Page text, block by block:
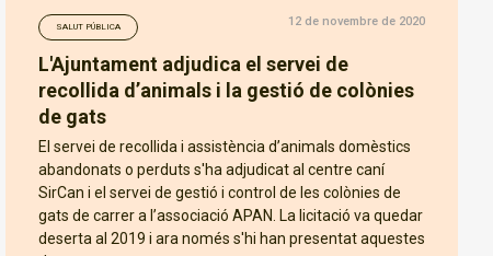
SALUT PÚBLICA 12 de novembre de 2020
L'Ajuntament adjudica el servei de
recollida d’animals i la gestió de colònies
de gats
El servei de recollida i assistència d’animals domèstics
abandonats o perduts s'ha adjudicat al centre caní
SirCan i el servei de gestió i control de les colònies de
gats de carrer a l’associació APAN. La licitació va quedar
deserta al 2019 i ara només s'hi han presentat aquestes